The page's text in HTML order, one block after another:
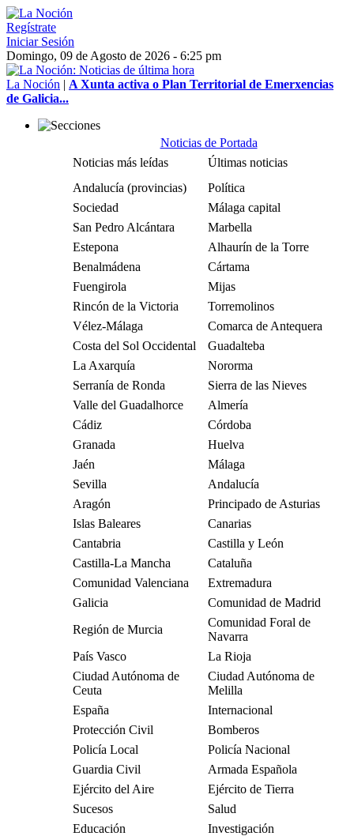
Regístrate
Iniciar Sesión
Domingo, 09 de Agosto de 2026 - 6:25 pm
La Noción | A Xunta activa o Plan Territorial de Emerxencias
de Galicia...
Noticias de Portada
Noticias más leídas
Últimas noticias
Andalucía (provincias)
Política
Sociedad
Málaga capital
San Pedro Alcántara
Marbella
Estepona
Alhaurín de la Torre
Benalmádena
Cártama
Fuengirola
Mijas
Rincón de la Victoria
Torremolinos
Vélez-Málaga
Comarca de Antequera
Costa del Sol Occidental
Guadalteba
La Axarquía
Nororma
Serranía de Ronda
Sierra de las Nieves
Valle del Guadalhorce
Almería
Cádiz
Córdoba
Granada
Huelva
Jaén
Málaga
Sevilla
Andalucía
Aragón
Principado de Asturias
Islas Baleares
Canarias
Cantabria
Castilla y León
Castilla-La Mancha
Cataluña
Comunidad Valenciana
Extremadura
Galicia
Comunidad de Madrid
Región de Murcia
Comunidad Foral de
Navarra
País Vasco
La Rioja
Ciudad Autónoma de
Ceuta
Ciudad Autónoma de
Melilla
España
Internacional
Protección Civil
Bomberos
Policía Local
Policía Nacional
Guardia Civil
Armada Española
Ejército del Aire
Ejército de Tierra
Sucesos
Salud
Educación
Investigación